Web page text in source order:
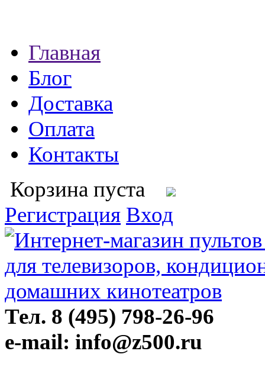
Главная
Блог
Доставка
Оплата
Контакты
Корзина пуста
Регистрация Вход
Тел. 8 (495) 798-26-96
e-mail: info@z500.ru